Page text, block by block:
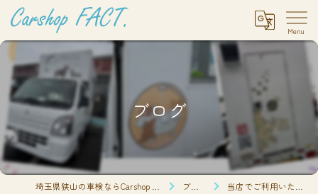
ブログ
ブログ 当店でご利用いただ…